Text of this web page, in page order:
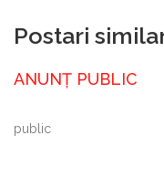
Postari
ANUNȚ PUBLIC
public